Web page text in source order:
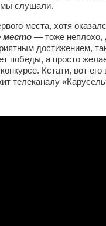
слушали.
места, хотя
место — тоже неплохо,
достижением, так
победы, а просто
Кстати, вот
телеканалу